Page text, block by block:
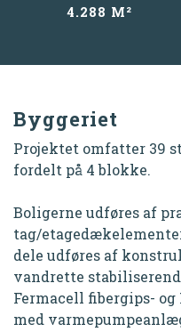
4.288 M²
Byggeriet
Projektet omfatter 39
fordelt på 4 blokke.
Boligerne udføres af
tag/
dele udføres af
vandrette
Fermacell fibergips-
med